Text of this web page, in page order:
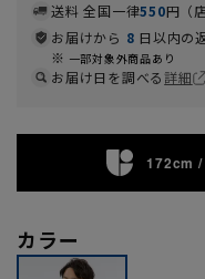
送料 全国一律550円（
お届けから 8 日以内の
一部対象外商品あり
お届け日を調べる詳細
172cm
カラー